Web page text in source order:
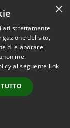
×
strettamente
del sito,
di elaborare
al seguente link